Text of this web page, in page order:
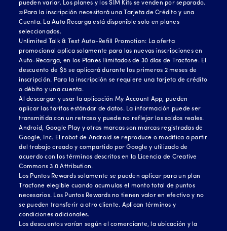
pueden variar. Los planes y los SIM Kits se venden por separado.
∞Para la inscripción necesitará una Tarjeta de Crédito y una
Cuenta. La Auto Recarga está disponible solo en planes
seleccionados.
Unlimited Talk & Text Auto-Refill Promotion: La oferta
promocional aplica solamente para las nuevas inscripciones en
Auto-Recarga, en los Planes Ilimitados de 30 días de Tracfone. El
descuento de $5 se aplicará durante los primeros 2 meses de
inscripción. Para la inscripción se requiere una tarjeta de crédito
o débito y una cuenta.
Al descargar y usar la aplicación My Account App, pueden
aplicar las tarifas estándar de datos. La información puede ser
transmitida con un retraso y puede no reflejar los saldos reales.
Android, Google Play y otras marcas son marcas registradas de
Google, Inc. El robot de Android se reproduce o modifica a partir
del trabajo creado y compartido por Google y utilizado de
acuerdo con los términos descritos en la Licencia de Creative
Commons 3.0 Attribution.
Los Puntos Rewards solamente se pueden aplicar para un plan
Tracfone elegible cuando acumulas el monto total de puntos
necesarios. Los Puntos Rewards no tienen valor en efectivo y no
se pueden transferir a otro cliente. Aplican términos y
condiciones adicionales.
Los descuentos varían según el comerciante, la ubicación y la